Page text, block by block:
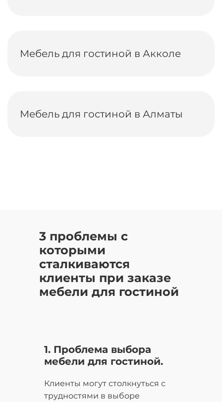
Мебель для гостиной в Акколе
Мебель для гостиной в Алматы
3 проблемы с
которыми
сталкиваются
клиенты при заказе
мебели для гостиной
1. Проблема выбора
мебели для гостиной.
Клиенты могут столкнуться с
трудностями в выборе